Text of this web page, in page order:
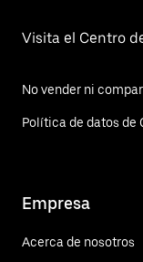
Visita el Centro
No vender ni
Política de datos de
Empresa
Acerca de nosotros